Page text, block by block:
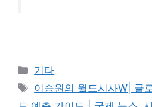
Categories
기타
Tags
이승원의 월드시사W| 글